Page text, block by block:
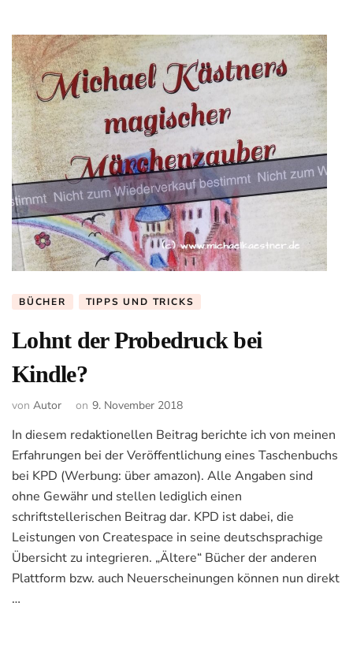
BÜCHER TIPPS UND TRICKS
Lohnt der Probedruck bei
Kindle?
von Autor on 9. November 2018
In diesem redaktionellen Beitrag berichte ich von meinen
Erfahrungen bei der Veröffentlichung eines Taschenbuchs
bei KPD (Werbung: über amazon). Alle Angaben sind
ohne Gewähr und stellen lediglich einen
schriftstellerischen Beitrag dar. KPD ist dabei, die
Leistungen von Createspace in seine deutschsprachige
Übersicht zu integrieren. „Ältere“ Bücher der anderen
Plattform bzw. auch Neuerscheinungen können nun direkt
…